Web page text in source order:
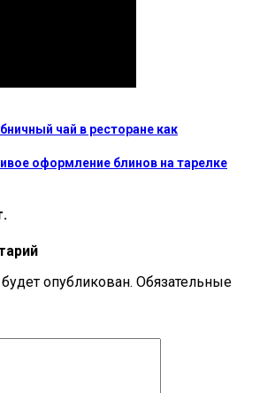
чай в ресторане как
оформление блинов на тарелке
опубликован. Обязательные